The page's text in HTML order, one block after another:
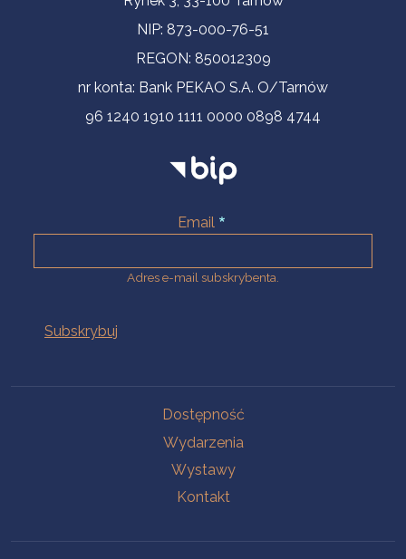
NIP: 873-000-76-51
REGON: 850012309
nr konta: Bank PEKAO S.A. O/Tarnów
96 1240 1910 1111 0000 0898 4744
Email
Adres e-mail subskrybenta.
Dostępność
Wydarzenia
Wystawy
Kontakt